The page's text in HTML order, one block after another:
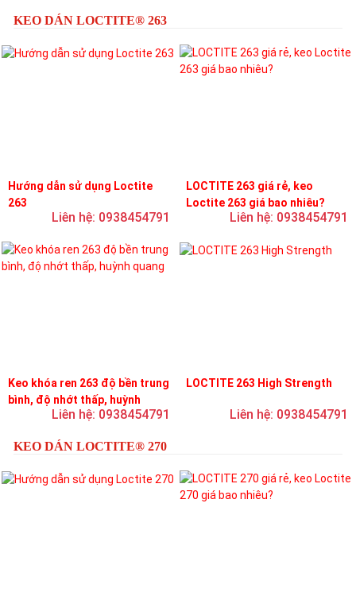
KEO DÁN LOCTITE® 263
Hướng dẫn sử dụng Loctite
263
Liên hệ: 0938454791
LOCTITE 263 giá rẻ, keo
Loctite 263 giá bao nhiêu?
Liên hệ: 0938454791
Keo khóa ren 263 độ bền trung
bình, độ nhớt thấp, huỳnh
Liên hệ: 0938454791
LOCTITE 263 High Strength
Liên hệ: 0938454791
KEO DÁN LOCTITE® 270